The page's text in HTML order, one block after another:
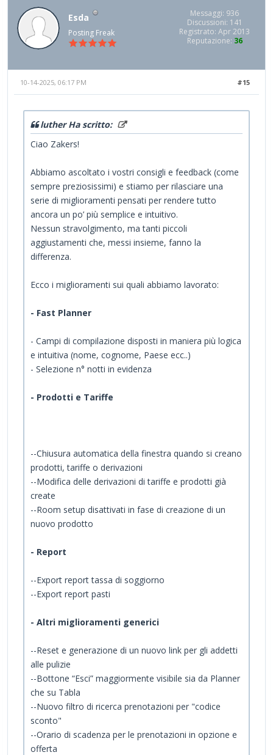
Esda
Posting Freak
Messaggi: 936
Discussioni: 141
Registrato: Apr 2013
Reputazione: 36
#15
10-14-2025, 06:17 PM
luther Ha scritto:
Ciao Zakers!
Abbiamo ascoltato i vostri consigli e feedback (come
sempre preziosissimi) e stiamo per rilasciare una
serie di miglioramenti pensati per rendere tutto
ancora un po’ più semplice e intuitivo.
Nessun stravolgimento, ma tanti piccoli
aggiustamenti che, messi insieme, fanno la
differenza.
Ecco i miglioramenti sui quali abbiamo lavorato:
- Fast Planner
- Campi di compilazione disposti in maniera più logica
e intuitiva (nome, cognome, Paese ecc..)
- Selezione n° notti in evidenza
- Prodotti e Tariffe
--Chiusura automatica della finestra quando si creano
prodotti, tariffe o derivazioni
--Modifica delle derivazioni di tariffe e prodotti già
create
--Room setup disattivati in fase di creazione di un
nuovo prodotto
- Report
--Export report tassa di soggiorno
--Export report pasti
- Altri miglioramenti generici
--Reset e generazione di un nuovo link per gli addetti
alle pulizie
--Bottone “Esci” maggiormente visibile sia da Planner
che su Tabla
--Nuovo filtro di ricerca prenotazioni per "codice
sconto"
--Orario di scadenza per le prenotazioni in opzione e
offerta